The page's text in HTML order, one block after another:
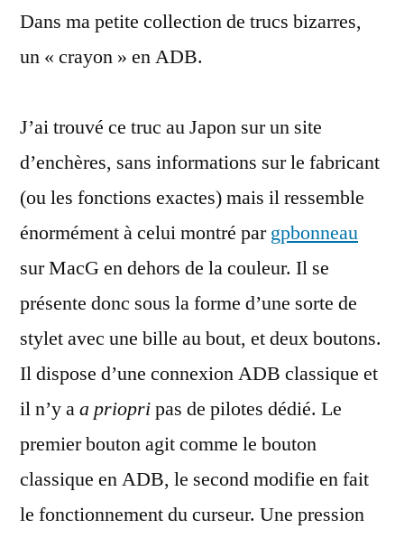
Dans ma petite collection de trucs bizarres,
un « crayon » en ADB.
J’ai trouvé ce truc au Japon sur un site
d’enchères, sans informations sur le fabricant
(ou les fonctions exactes) mais il ressemble
énormément à celui montré pargpbonneau
sur MacG en dehors de la couleur. Il se
présente donc sous la forme d’une sorte de
stylet avec une bille au bout, et deux boutons.
Il dispose d’une connexion ADB classique et
il n’y aa priopripas de pilotes dédié. Le
premier bouton agit comme le bouton
classique en ADB, le second modifie en fait
le fonctionnement du curseur. Une pression